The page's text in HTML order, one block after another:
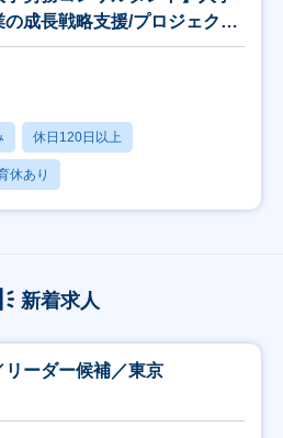
成長戦略支援/プロジェクト
休日120日以上
休あり
新着求人
ーダー候補／東京